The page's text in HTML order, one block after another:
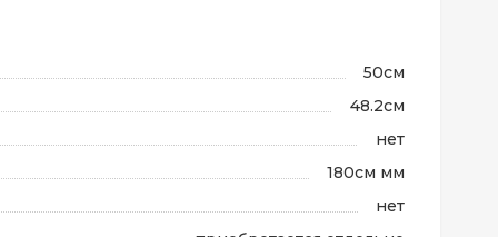
50см
48.2см
нет
180см мм
нет